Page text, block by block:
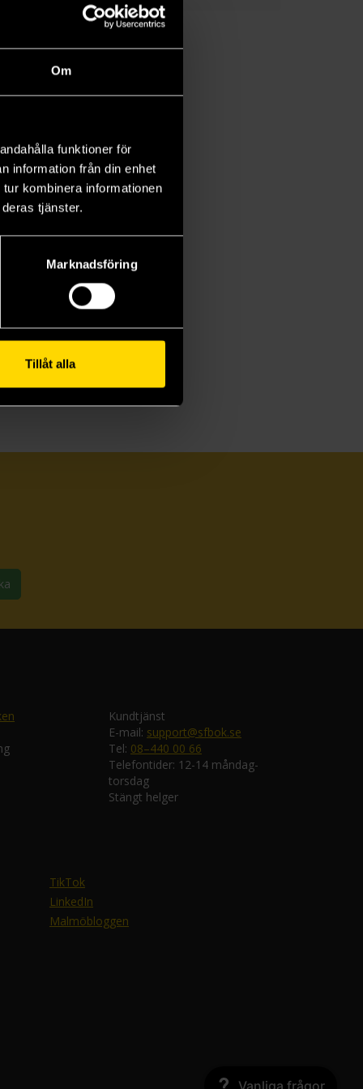
Om
funktioner för
information från din enhet
kombinera informationen
tjänster.
Marknadsföring
Tillåt alla
Kundtjänst
E-mail: support@sfbok.se
Tel: 08–440 00 66
Telefontider: 12-14 måndag-
torsdag
Stängt helger
TikTok
LinkedIn
Malmöbloggen
Vanliga frågor